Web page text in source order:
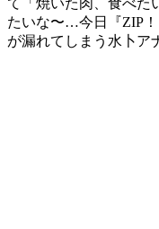
て「焼いた肉、食べた
たいな〜…今日『ZIP
が漏れてしまう水卜ア